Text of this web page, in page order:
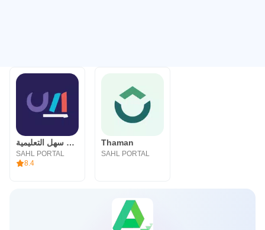
منصة سهل التعليمية
SAHL PORTAL
8.4
Thaman
SAHL PORTAL